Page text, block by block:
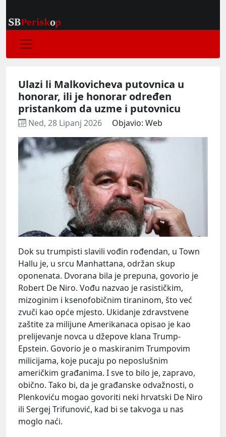
Ulazi li Malkovicheva putovnica u
honorar, ili je honorar određen
pristankom da uzme i putovnicu
Ned, 28 Lipanj 2026 Objavio: Web
Dok su trumpisti slavili vođin rođendan, u Town
Hallu je, u srcu Manhattana, održan skup
oponenata. Dvorana bila je prepuna, govorio je
Robert De Niro. Vođu nazvao je rasističkim,
mizoginim i ksenofobičnim tiraninom, što već
zvuči kao opće mjesto. Ukidanje zdravstvene
zaštite za milijune Amerikanaca opisao je kao
prelijevanje novca u džepove klana Trump-
Epstein. Govorio je o maskiranim Trumpovim
milicijama, koje pucaju po neposlušnim
američkim građanima. I sve to bilo je, zapravo,
obično. Tako bi, da je građanske odvažnosti, o
Plenkoviću mogao govoriti neki hrvatski De Niro
ili Sergej Trifunović, kad bi se takvoga u nas
moglo naći.